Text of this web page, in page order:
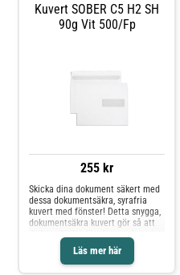
Kuvert SOBER C5 H2 SH
90g Vit 500/fp
255 kr
Läs mer här
Skicka dina dokument säkert med
dessa dokumentsäkra, syrafria
kuvert med fönster! Detta snygga,
dokumentsäkra kuvert gör så att
dokument utan problem. Insidan
har ett grått innertryck som gör
att det inte går att se igenom det.